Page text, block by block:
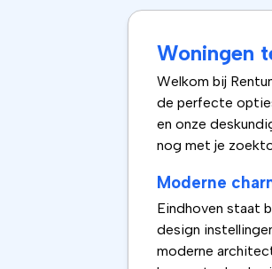
Woningen
Welkom bij
de perfecte
en onze
nog met je
Moderne
Eindhoven staat
design
moderne